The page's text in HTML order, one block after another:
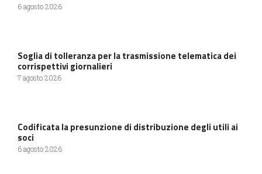
6 agosto 2026
Soglia di tolleranza per la trasmissione telematica dei
corrispettivi giornalieri
7 agosto 2026
Codificata la presunzione di distribuzione degli utili ai
soci
6 agosto 2026